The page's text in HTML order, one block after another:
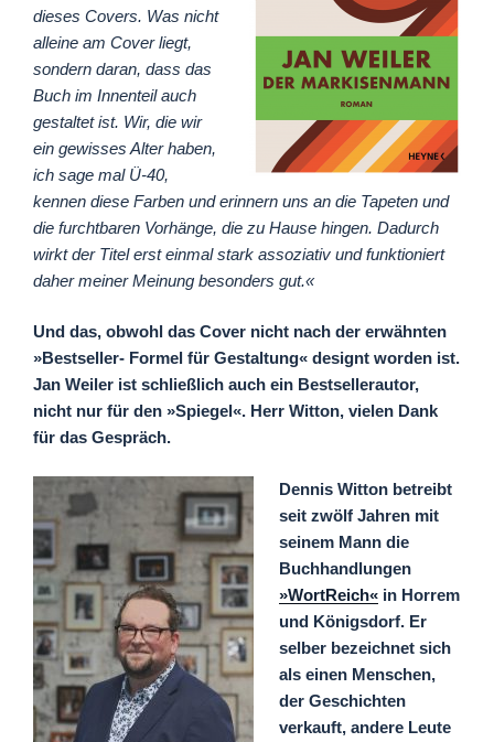
dieses Covers. Was nicht
alleine am Cover liegt,
sondern daran, dass das
Buch im Innenteil auch
gestaltet ist. Wir, die wir
ein gewisses Alter haben,
ich sage mal Ü-40,
kennen diese Farben und erinnern uns an die Tapeten und
die furchtbaren Vorhänge, die zu Hause hingen. Dadurch
wirkt der Titel erst einmal stark assoziativ und funktioniert
daher meiner Meinung besonders gut.«
Und das, obwohl das Cover nicht nach der erwähnten
»Bestseller- Formel für Gestaltung« designt worden ist.
Jan Weiler ist schließlich auch ein Bestsellerautor,
nicht nur für den »Spiegel«. Herr Witton, vielen Dank
für das Gespräch.
Dennis Witton betreibt
seit zwölf Jahren mit
seinem Mann die
Buchhandlungen
»WortReich«in Horrem
und Königsdorf. Er
selber bezeichnet sich
als einen Menschen,
der Geschichten
verkauft, andere Leute